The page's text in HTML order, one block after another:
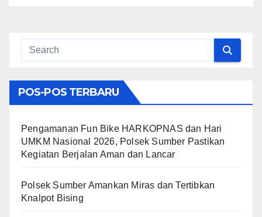
POS-POS TERBARU
Pengamanan Fun Bike HARKOPNAS dan Hari
UMKM Nasional 2026, Polsek Sumber Pastikan
Kegiatan Berjalan Aman dan Lancar
Polsek Sumber Amankan Miras dan Tertibkan
Knalpot Bising